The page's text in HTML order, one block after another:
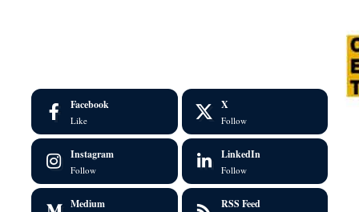
Facebook
Like
X
Follow
Instagram
Follow
LinkedIn
Follow
Medium RSS Feed